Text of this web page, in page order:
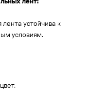
лент:
лента устойчива к
условиям.